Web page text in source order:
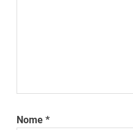
Nome*